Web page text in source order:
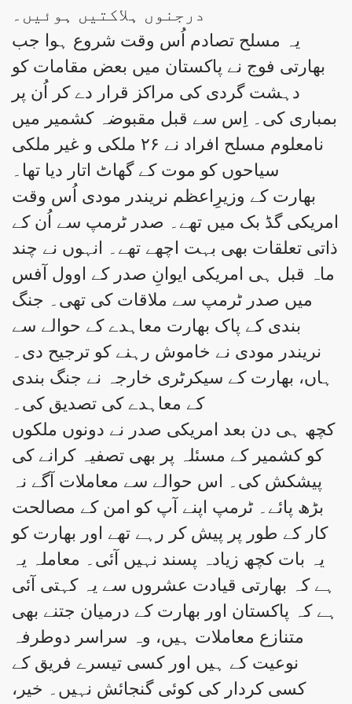
درجنوں ہلاکتیں ہوئیں۔
یہ مسلح تصادم اُس وقت شروع ہوا جب
بھارتی فوج نے پاکستان میں بعض مقامات کو
دہشت گردی کی مراکز قرار دے کر اُن پر
بمباری کی۔ اِس سے قبل مقبوضہ کشمیر میں
نامعلوم مسلح افراد نے ۲۶ ملکی و غیر ملکی
سیاحوں کو موت کے گھاٹ اتار دیا تھا۔
بھارت کے وزیرِاعظم نریندر مودی اُس وقت
امریکی گڈ بک میں تھے۔ صدر ٹرمپ سے اُن کے
ذاتی تعلقات بھی بہت اچھے تھے۔ انہوں نے چند
ماہ قبل ہی امریکی ایوانِ صدر کے اوول آفس
میں صدر ٹرمپ سے ملاقات کی تھی۔ جنگ
بندی کے پاک بھارت معاہدے کے حوالے سے
نریندر مودی نے خاموش رہنے کو ترجیح دی۔
ہاں، بھارت کے سیکرٹری خارجہ نے جنگ بندی
کے معاہدے کی تصدیق کی۔
کچھ ہی دن بعد امریکی صدر نے دونوں ملکوں
کو کشمیر کے مسئلہ پر بھی تصفیہ کرانے کی
پیشکش کی۔ اس حوالے سے معاملات آگے نہ
بڑھ پائے۔ ٹرمپ اپنے آپ کو امن کے مصالحت
کار کے طور پر پیش کر رہے تھے اور بھارت کو
یہ بات کچھ زیادہ پسند نہیں آئی۔ معاملہ یہ
ہے کہ بھارتی قیادت عشروں سے یہ کہتی آئی
ہے کہ پاکستان اور بھارت کے درمیان جتنے بھی
متنازع معاملات ہیں، وہ سراسر دوطرفہ
نوعیت کے ہیں اور کسی تیسرے فریق کے
کسی کردار کی کوئی گنجائش نہیں۔ خیر،